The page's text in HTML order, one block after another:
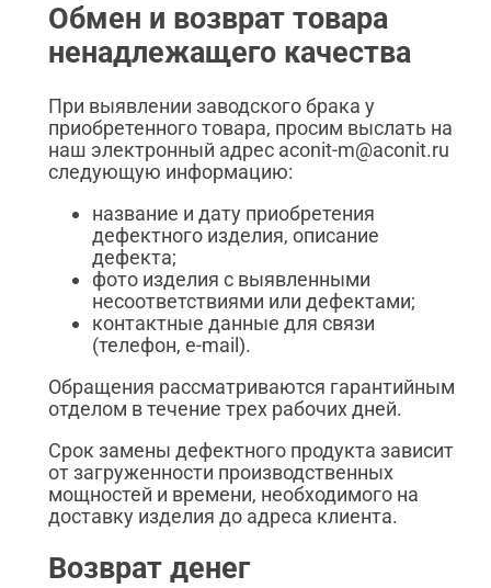
Обмен и возврат товара
ненадлежащего качества
При выявлении заводского брака у
приобретенного товара, просим выслать на
наш электронный адрес aconit-m@aconit.ru
следующую информацию:
название и дату приобретения
дефектного изделия, описание
дефекта;
фото изделия с выявленными
несоответствиями или дефектами;
контактные данные для связи
(телефон, e-mail).
Обращения рассматриваются гарантийным
отделом в течение трех рабочих дней.
Срок замены дефектного продукта зависит
от загруженности производственных
мощностей и времени, необходимого на
доставку изделия до адреса клиента.
Возврат денег